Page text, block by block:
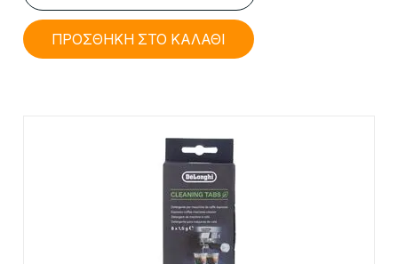
ΠΡΟΣΘΗΚΗ ΣΤΟ ΚΑΛΑΘΙ